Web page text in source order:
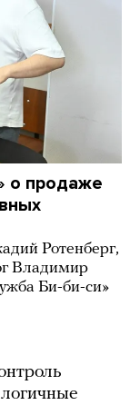
о продаже
Ротенберг,
Владимир
Би-би-си»